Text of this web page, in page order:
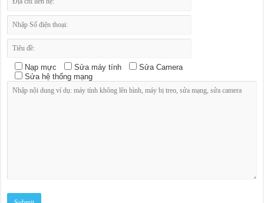
Nạp mực Sửa máy tính
Sửa Camera
Sửa hệ thống mạng